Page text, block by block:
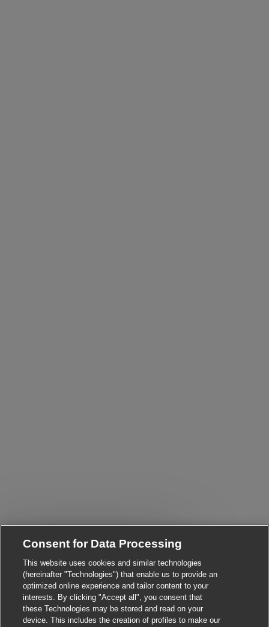
Consent for Data Processing
This website uses cookies and similar technologies
(hereinafter "Technologies") that enable us to provide an
optimized online experience and tailor content to your
interests. By clicking "Accept all", you consent that
these Technologies may be stored and read on your
device. This includes the creation of profiles to make our
Hi There!
Are you interested in this job?
Close chatbot
I'm interested Similar Jobs